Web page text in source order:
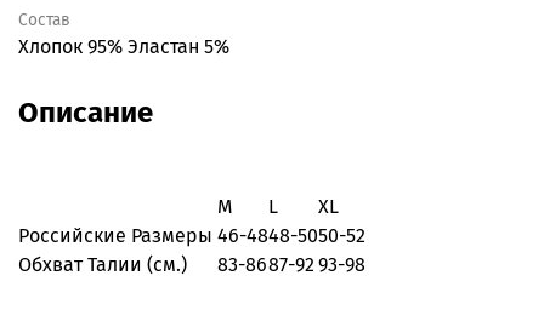
Состав
Хлопок 95% Эластан 5%
Описание
M L
XL
Российские Размеры 46-4848-5050-52
Обхват Талии (см.)
83-8687-92 93-98